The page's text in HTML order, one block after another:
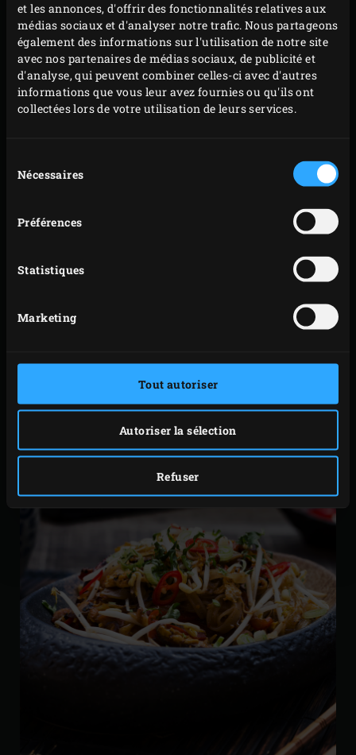
et les annonces, d'offrir des fonctionnalités relatives aux
médias sociaux et d'analyser notre trafic. Nous partageons
également des informations sur l'utilisation de notre site
avec nos partenaires de médias sociaux, de publicité et
d'analyse, qui peuvent combiner celles-ci avec d'autres
informations que vous leur avez fournies ou qu'ils ont
collectées lors de votre utilisation de leurs services.
duNécessaires
Préférences
Statistiques
Marketing
Tout autoriser
Autoriser la sélection
Refuser
CRÈME AIGRE
Dans cette recette, les quesadillas sont servies en snack,
déjeuner ou pour un dîner léger. Dans ce cas, faites cuire
préparation de ce plat végétarien délicieux ne prenant
C'EST PARTI !